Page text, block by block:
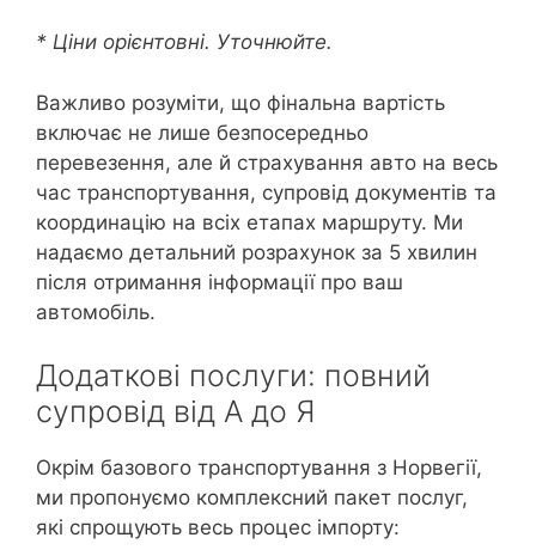
* Ціни орієнтовні. Уточнюйте.
Важливо розуміти, що фінальна вартість
включає не лише безпосередньо
перевезення, але й страхування авто на весь
час транспортування, супровід документів та
координацію на всіх етапах маршруту. Ми
надаємо детальний розрахунок за 5 хвилин
після отримання інформації про ваш
автомобіль.
Додаткові послуги: повний
супровід від А до Я
Окрім базового транспортування з Норвегії,
ми пропонуємо комплексний пакет послуг,
які спрощують весь процес імпорту: